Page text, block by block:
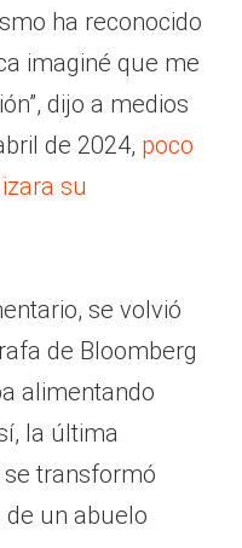
ha reconocido
imaginé que me
dijo a medios
de 2024, poco
su
se volvió
de Bloomberg
alimentando
la última
transformó
un abuelo